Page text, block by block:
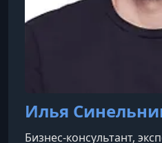
Илья
Бизнес-консультант,